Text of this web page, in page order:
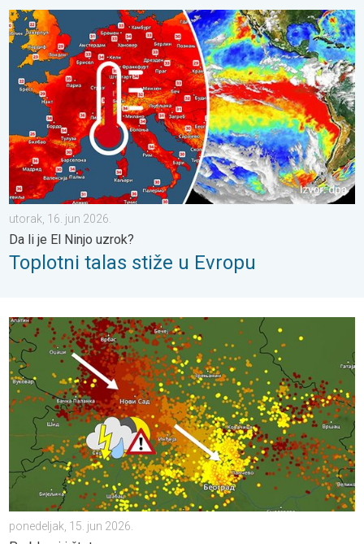
Toplotni talas stiže u Evropu. Da li je El Ninjo uzrok?. . . utorak,
utorak, 16. jun 2026.
Da li je El Ninjo uzrok?
Toplotni talas stiže u Evropu
Delove Srbije pogodile su nepogode. Problemi i šteta. . .
ponedeljak, 15. jun 2026.